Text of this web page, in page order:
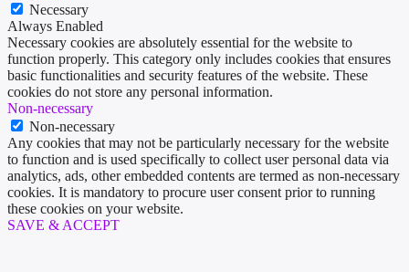
Necessary
Always Enabled
Necessary cookies are absolutely essential for the website to
function properly. This category only includes cookies that ensures
basic functionalities and security features of the website. These
cookies do not store any personal information.
Non-necessary
Non-necessary
Any cookies that may not be particularly necessary for the website
to function and is used specifically to collect user personal data via
analytics, ads, other embedded contents are termed as non-necessary
cookies. It is mandatory to procure user consent prior to running
these cookies on your website.
SAVE & ACCEPT